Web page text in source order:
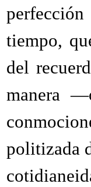
tiempo,
del
manera
politizada